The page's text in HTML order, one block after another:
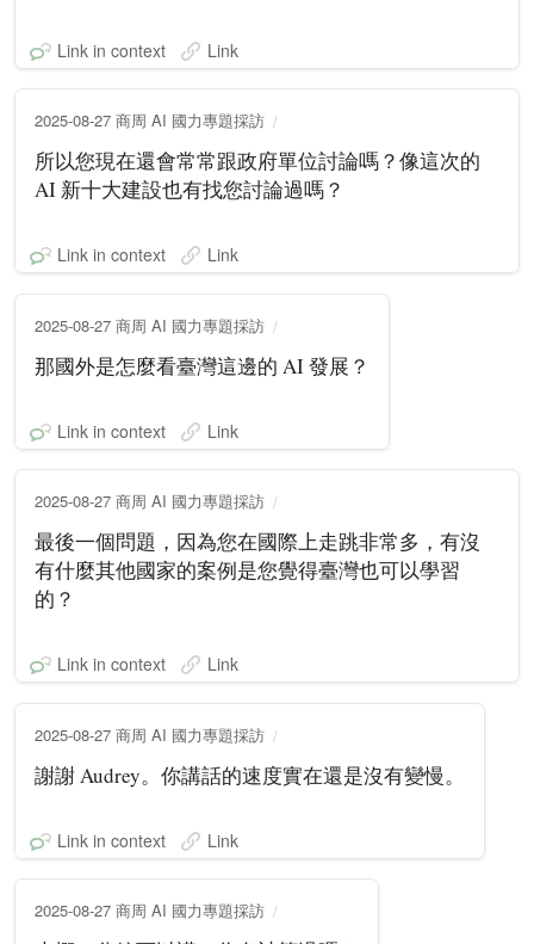
Link in context Link
2025-08-27 商周 AI 國力專題採訪
所以您現在還會常常跟政府單位討論嗎？像這次的
AI 新十大建設也有找您討論過嗎？
Link in context Link
2025-08-27 商周 AI 國力專題採訪
那國外是怎麼看臺灣這邊的 AI 發展？
Link in context Link
2025-08-27 商周 AI 國力專題採訪
最後一個問題，因為您在國際上走跳非常多，有沒
有什麼其他國家的案例是您覺得臺灣也可以學習
的？
Link in context Link
2025-08-27 商周 AI 國力專題採訪
謝謝 Audrey。你講話的速度實在還是沒有變慢。
Link in context Link
2025-08-27 商周 AI 國力專題採訪